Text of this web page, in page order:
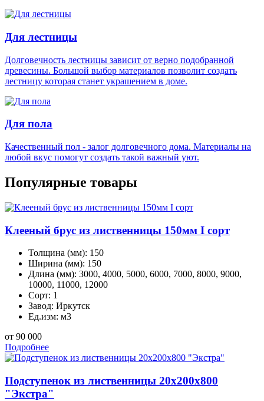
Для лестницы
Долговечность лестницы зависит от верно подобранной
древесины. Большой выбор материалов позволит создать
лестницу которая станет украшением в доме.
Для пола
Качественный пол - залог долговечного дома. Материалы на
любой вкус помогут создать такой важный уют.
Популярные товары
Клееный брус из лиственницы 150мм I сорт
Толщина (мм): 150
Ширина (мм): 150
Длина (мм): 3000, 4000, 5000, 6000, 7000, 8000, 9000,
10000, 11000, 12000
Сорт: 1
Завод: Иркутск
Ед.изм: м3
от 90 000
Подробнее
Подступенок из лиственницы 20x200x800
"Экстра"